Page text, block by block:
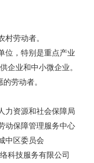
村劳动者。
位，特别是重点产业
企业和中小微企业。
的劳动者。
力资源和社会保障局
动保障管理服务中心
中区委员会
科技服务有限公司